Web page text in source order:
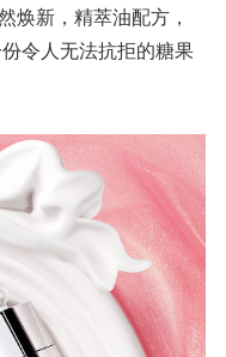
焕新，精萃油配方，
令人无法抗拒的糖果